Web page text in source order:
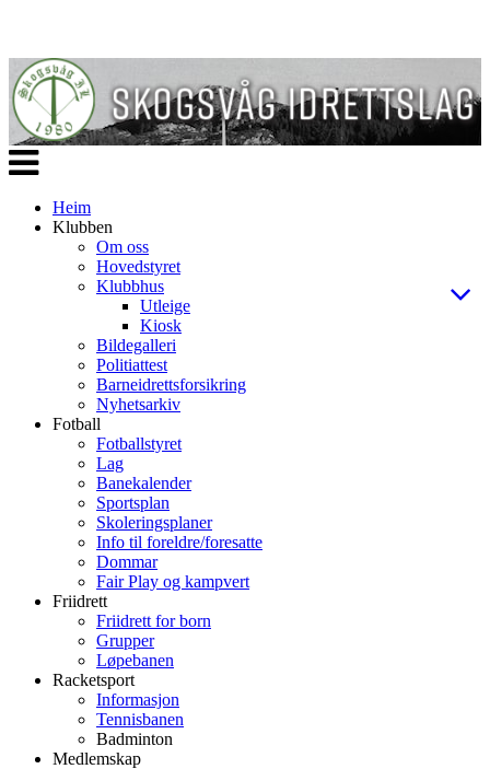
Veksle
navigasjon
Heim
Klubben
Om oss
Hovedstyret
Klubbhus
Utleige
Kiosk
Bildegalleri
Politiattest
Barneidrettsforsikring
Nyhetsarkiv
Fotball
Fotballstyret
Lag
Banekalender
Sportsplan
Skoleringsplaner
Info til foreldre/foresatte
Dommar
Fair Play og kampvert
Friidrett
Friidrett for born
Grupper
Løpebanen
Racketsport
Informasjon
Tennisbanen
Badminton
Medlemskap